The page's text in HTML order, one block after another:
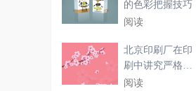
的色彩把握技巧
阅读
北京印刷厂在印
刷中讲究严格的
工作
阅读